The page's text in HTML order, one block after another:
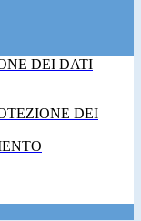
DEI DATI
DEI